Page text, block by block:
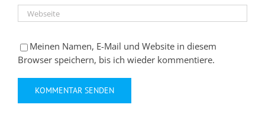
Meinen Namen, E-Mail und Website in diesem
Browser speichern, bis ich wieder kommentiere.